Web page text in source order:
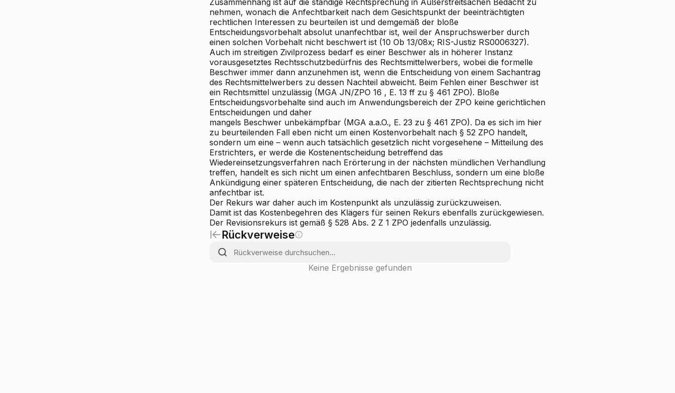
Zusammenhang ist auf die ständige Rechtsprechung in Außerstreitsachen Bedacht zu
nehmen, wonach die Anfechtbarkeit nach dem Gesichtspunkt der beeinträchtigten
rechtlichen Interessen zu beurteilen ist und demgemäß der bloße
Entscheidungsvorbehalt absolut unanfechtbar ist, weil der Anspruchswerber durch
einen solchen Vorbehalt nicht beschwert ist (10 Ob 13/08x; RIS-Justiz RS0006327).
Auch im streitigen Zivilprozess bedarf es einer Beschwer als in höherer Instanz
vorausgesetztes Rechtsschutzbedürfnis des Rechtsmittelwerbers, wobei die formelle
Beschwer immer dann anzunehmen ist, wenn die Entscheidung von einem Sachantrag
des Rechtsmittelwerbers zu dessen Nachteil abweicht. Beim Fehlen einer Beschwer ist
ein Rechtsmittel unzulässig (MGA JN/ZPO 16 , E. 13 ff zu § 461 ZPO). Bloße
Entscheidungsvorbehalte sind auch im Anwendungsbereich der ZPO keine gerichtlichen
Entscheidungen und daher
mangels Beschwer unbekämpfbar (MGA a.a.O., E. 23 zu § 461 ZPO). Da es sich im hier
zu beurteilenden Fall eben nicht um einen Kostenvorbehalt nach § 52 ZPO handelt,
sondern um eine – wenn auch tatsächlich gesetzlich nicht vorgesehene – Mitteilung des
Erstrichters, er werde die Kostenentscheidung betreffend das
Wiedereinsetzungsverfahren nach Erörterung in der nächsten mündlichen Verhandlung
treffen, handelt es sich nicht um einen anfechtbaren Beschluss, sondern um eine bloße
Ankündigung einer späteren Entscheidung, die nach der zitierten Rechtsprechung nicht
anfechtbar ist.
Der Rekurs war daher auch im Kostenpunkt als unzulässig zurückzuweisen.
Damit ist das Kostenbegehren des Klägers für seinen Rekurs ebenfalls zurückgewiesen.
Der Revisionsrekurs ist gemäß § 528 Abs. 2 Z 1 ZPO jedenfalls unzulässig.
Rückverweise
Keine Ergebnisse gefunden